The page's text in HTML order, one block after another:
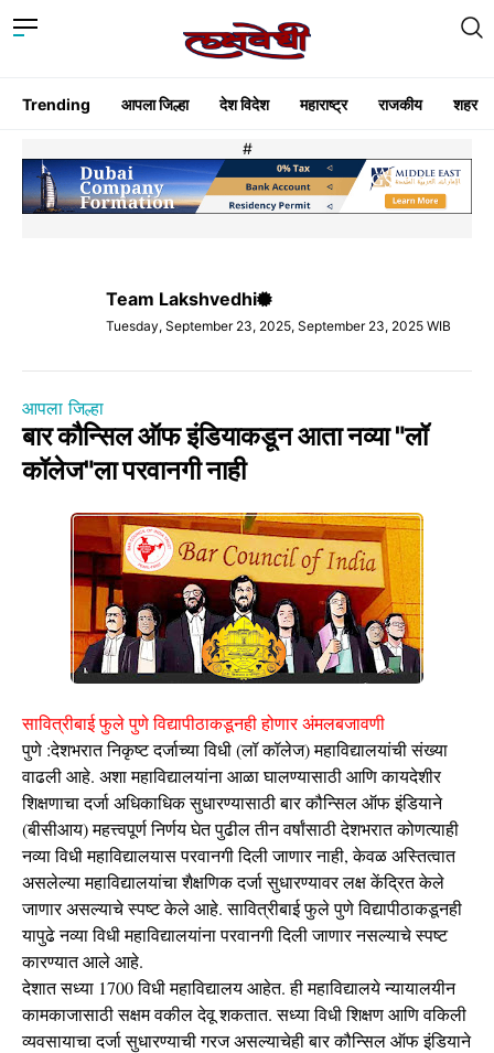
Trending आपला जिल्हा देश विदेश महाराष्ट्र राजकीय शहर
#
Team Lakshvedhi
Tuesday, September 23, 2025, September 23, 2025 WIB
आपला जिल्हा
बार कौन्सिल ऑफ इंडियाकडून आता नव्या "लॉ
कॉलेज"ला परवानगी नाही
सावित्रीबाई फुले पुणे विद्यापीठाकडूनही होणार अंमलबजावणी
पुणे :देशभरात निकृष्ट दर्जाच्या विधी (लॉ कॉलेज) महाविद्यालयांची संख्या
वाढली आहे. अशा महाविद्यालयांना आळा घालण्यासाठी आणि कायदेशीर
शिक्षणाचा दर्जा अधिकाधिक सुधारण्यासाठी बार कौन्सिल ऑफ इंडियाने
(बीसीआय) महत्त्वपूर्ण निर्णय घेत पुढील तीन वर्षांसाठी देशभरात कोणत्याही
नव्या विधी महाविद्यालयास परवानगी दिली जाणार नाही, केवळ अस्तित्वात
असलेल्या महाविद्यालयांचा शैक्षणिक दर्जा सुधारण्यावर लक्ष केंद्रित केले
जाणार असल्याचे स्पष्ट केले आहे. सावित्रीबाई फुले पुणे विद्यापीठाकडूनही
यापुढे नव्या विधी महाविद्यालयांना परवानगी दिली जाणार नसल्याचे स्पष्ट
कारण्यात आले आहे.
देशात सध्या 1700 विधी महाविद्यालय आहेत. ही महाविद्यालये न्यायालयीन
कामकाजासाठी सक्षम वकील देवू शकतात. सध्या विधी शिक्षण आणि वकिली
व्यवसायाचा दर्जा सुधारण्याची गरज असल्याचेही बार कौन्सिल ऑफ इंडियाने